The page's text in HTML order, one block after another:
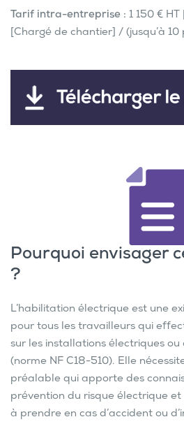
Tarif intra-entreprise : 1 150 €
[Chargé de chantier] / (jusqu’à
Pourquoi envisager
?
L’habilitation électrique est une
pour tous les travailleurs qui
sur les installations électriques ou
(norme NF C18-510). Elle
préalable qui apporte des
prévention du risque électrique et
à prendre en cas d’accident ou